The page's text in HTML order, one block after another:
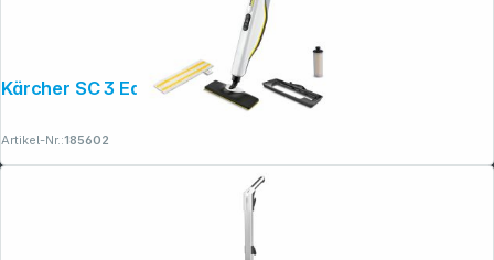
Kärcher SC 3 EasyFix Upright
Artikel-Nr.:185602